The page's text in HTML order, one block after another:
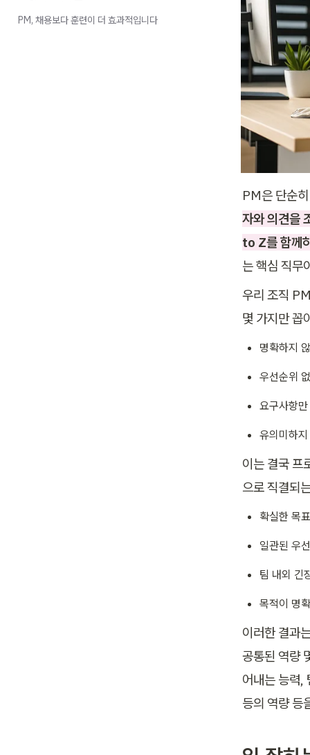
PM은 단순
자와 의견을
to Z를 함께
는 핵심 직무
우리 조직
몇 가지만 꼽
명확하지
우선순위
요구사항
유의미하
이는 결국 프
으로 직결되
확실한 목
일관된 우
팀 내외 긴
목적이 명
이러한 결과
공통된 역량
어내는 능력,
등의 역량 등
PM, 채용보다 훈련이 더 효과적입니다